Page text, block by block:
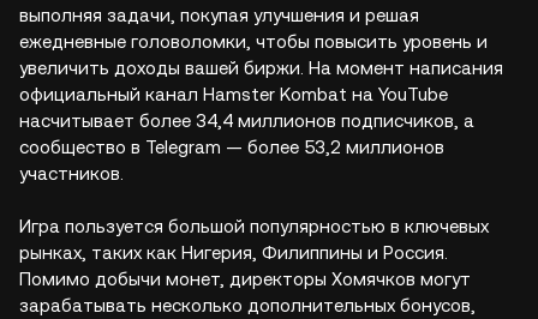
выполняя задачи, покупая улучшения и решая
ежедневные головоломки, чтобы повысить уровень и
увеличить доходы вашей биржи. На момент написания
официальный канал Hamster Kombat на YouTube
насчитывает более 34,4 миллионов подписчиков, а
сообщество в Telegram — более 53,2 миллионов
участников.
Игра пользуется большой популярностью в ключевых
рынках, таких как Нигерия, Филиппины и Россия.
Помимо добычи монет, директоры Хомячков могут
зарабатывать несколько дополнительных бонусов,